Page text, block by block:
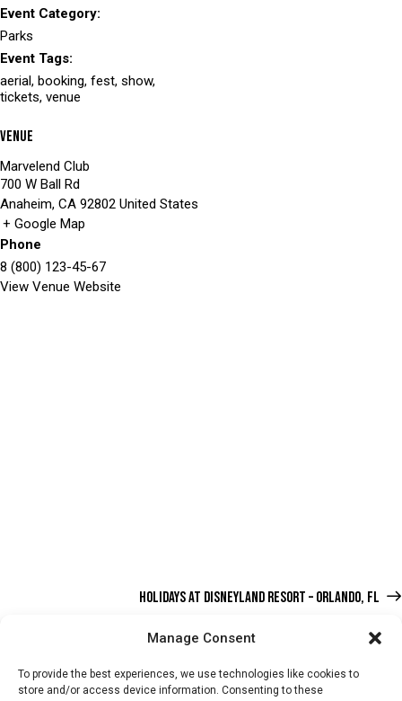
Manage Consent
To provide the best experiences, we use technologies like cookies to
store and/or access device information. Consenting to these
Event Category:
Parks
Event Tags:
aerial, booking, fest, show,
tickets, venue
Venue
Marvelend Club
700 W Ball Rd
Anaheim, CA 92802 United States
+ Google Map
Phone
8 (800) 123-45-67
View Venue Website
HOLIDAYS AT DISNEYLAND RESORT – ORLANDO, FL